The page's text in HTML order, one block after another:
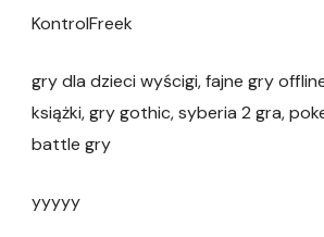
KontrolFreek
gry dla dzieci wyścigi, fajne gry
książki, gry gothic, syberia 2 gra,
battle gry
yyyyy